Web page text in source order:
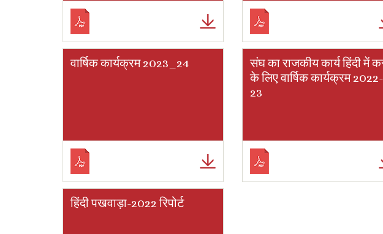
वार्षिक कार्यक्रम 2023_24
संघ का राजकीय कार्य हिंदी में
के लिए वार्षिक कार्यक्रम 2022-
23
हिंदी पखवाड़ा-2022 रिपोर्ट